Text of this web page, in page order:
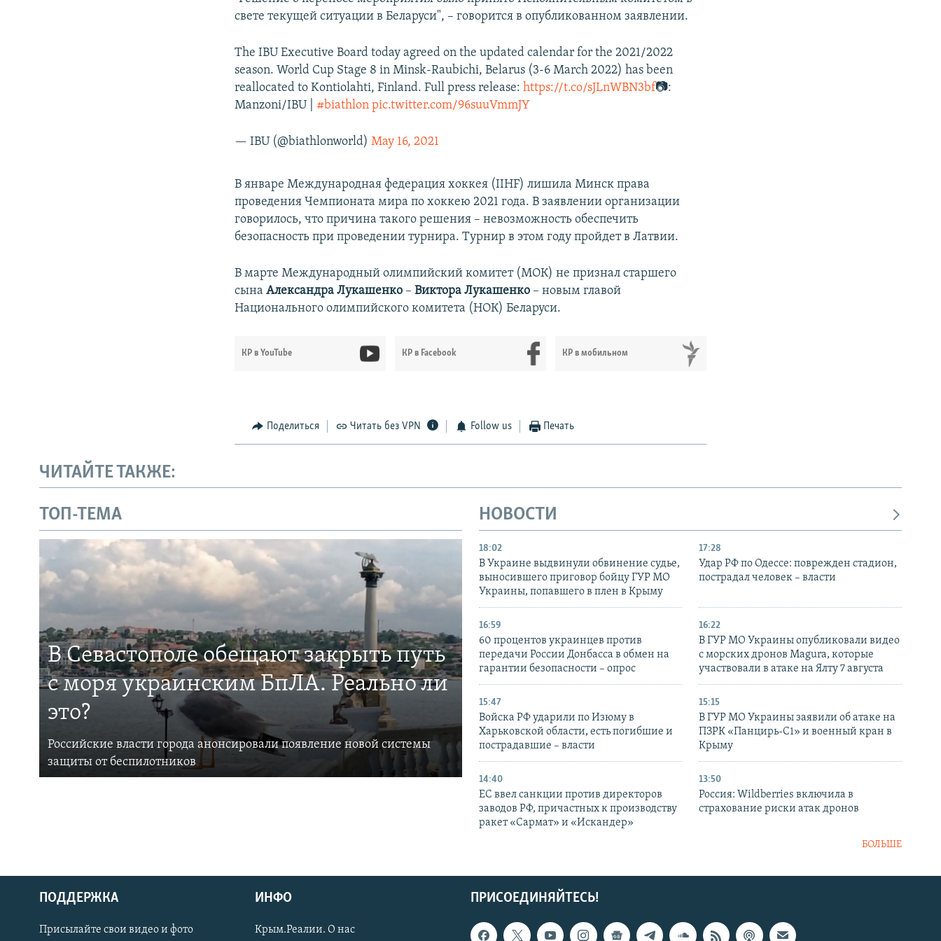
Українською
свете текущей ситуации в Беларуси", – говорится в опубликованном заявлении.
The IBU Executive Board today agreed on the updated calendar for the 2021/2022
season. World Cup Stage 8 in Minsk-Raubichi, Belarus (3-6 March 2022) has been
reallocated to Kontiolahti, Finland. Full press release:https://t.co/sJLnWBN3bf📷:
Manzoni/IBU | #biathlon pic.twitter.com/96suuVmmJY
— IBU (@biathlonworld)May 16, 2021
В январе Международная федерация хоккея (IIHF) лишила Минск права
проведения Чемпионата мира по хоккею 2021 года. В заявлении организации
говорилось, что причина такого решения – невозможность обеспечить
безопасность при проведении турнира. Турнир в этом году пройдет в Латвии.
В марте Международный олимпийский комитет (МОК) не признал старшего
сынаАлександра Лукашенко –Виктора Лукашенко – новым главой
Национального олимпийского комитета (НОК) Беларуси.
КР в YouTube КР в Facebook КР в мобильном
Поделиться Читать без VPN Follow us Печать
ЧИТАЙТЕ ТАКЖЕ:
ТОП-ТЕМА
В Севастополе обещают закрыть путь
с моря украинским БпЛА. Реально ли
это?
Российские власти города анонсировали появление новой системы
защиты от беспилотников
НОВОСТИ
18:02
В Украине выдвинули обвинение судье,
выносившего приговор бойцу ГУР МО
Украины, попавшего в плен в Крыму
17:28
Удар РФ по Одессе: поврежден стадион,
пострадал человек – власти
16:59
60 процентов украинцев против
передачи России Донбасса в обмен на
гарантии безопасности – опрос
16:22
В ГУР МО Украины опубликовали видео
с морских дронов Magura, которые
участвовали в атаке на Ялту 7 августа
15:47
Войска РФ ударили по Изюму в
Харьковской области, есть погибшие и
пострадавшие – власти
15:15
В ГУР МО Украины заявили об атаке на
ПЗРК «Панцирь-С1» и военный кран в
Крыму
14:40
ЕС ввел санкции против директоров
заводов РФ, причастных к производству
ракет «Сармат» и «Искандер»
13:50
Россия: Wildberries включила в
страхование риски атак дронов
БОЛЬШЕ
ПРИСОЕДИНЯЙТЕСЬ!
ПОДДЕРЖКА
Присылайте свои видео и фото
ИНФО
Крым.Реалии. О нас